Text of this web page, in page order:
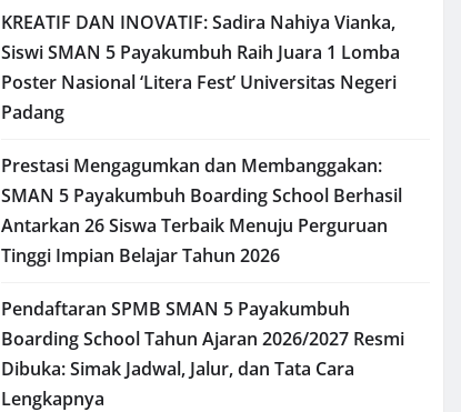
KREATIF DAN INOVATIF: Sadira Nahiya Vianka,
Siswi SMAN 5 Payakumbuh Raih Juara 1 Lomba
Poster Nasional ‘Litera Fest’ Universitas Negeri
Padang
Prestasi Mengagumkan dan Membanggakan:
SMAN 5 Payakumbuh Boarding School Berhasil
Antarkan 26 Siswa Terbaik Menuju Perguruan
Tinggi Impian Belajar Tahun 2026
Pendaftaran SPMB SMAN 5 Payakumbuh
Boarding School Tahun Ajaran 2026/2027 Resmi
Dibuka: Simak Jadwal, Jalur, dan Tata Cara
Lengkapnya